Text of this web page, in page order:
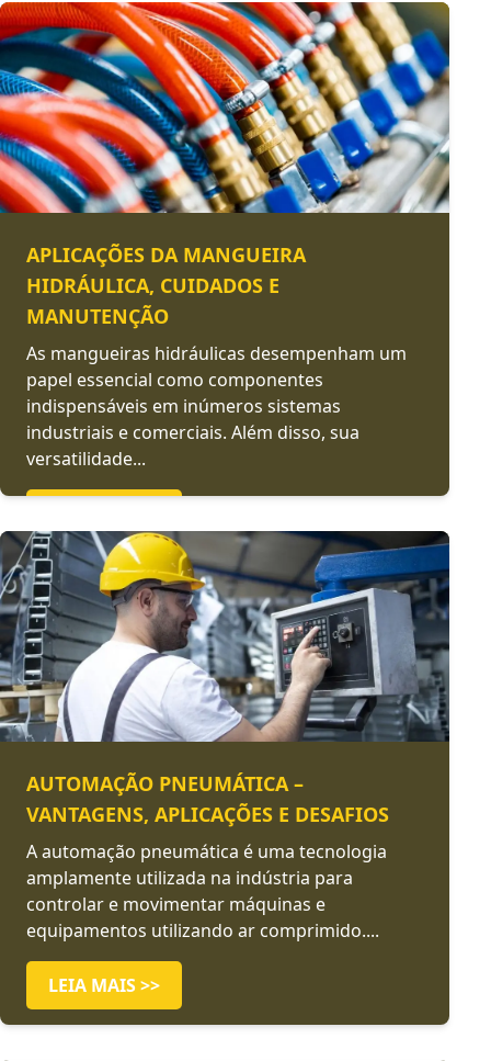
APLICAÇÕES DA MANGUEIRA
HIDRÁULICA, CUIDADOS E
MANUTENÇÃO
As mangueiras hidráulicas desempenham um
papel essencial como componentes
indispensáveis em inúmeros sistemas
industriais e comerciais. Além disso, sua
versatilidade...
AUTOMAÇÃO PNEUMÁTICA –
VANTAGENS, APLICAÇÕES E DESAFIOS
A automação pneumática é uma tecnologia
amplamente utilizada na indústria para
controlar e movimentar máquinas e
equipamentos utilizando ar comprimido....
LEIA MAIS >>